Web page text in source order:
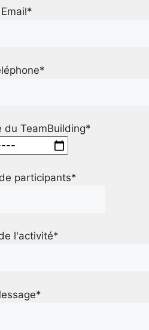
Email*
du TeamBuilding*
participants*
l'activité*